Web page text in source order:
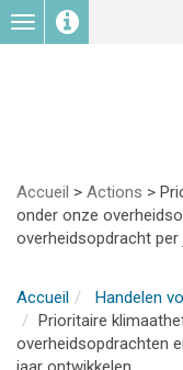
Toggle
navigation
Accueil > Actions >
onder onze
overheidsopdracht per
Accueil Handelen
Prioritaire
overheidsopdrachten